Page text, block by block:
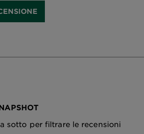
sotto per filtrare le recensioni